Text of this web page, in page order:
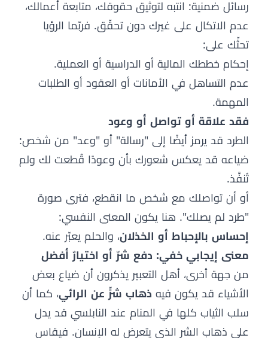
رسائل ضمنية: انتبه لتوثيق حقوقك، متابعة أعمالك،
عدم الاتكال على غيرك دون تحقّق. فربّما الرؤيا
تحثّك على:
إحكام خططك المالية أو الدراسية أو العملية.
عدم التساهل في الأمانات أو العقود أو الطلبات
المهمة.
فقد علاقة أو تواصل أو وعود
الطرد قد يرمز أيضًا إلى "رسالة" أو "وعد" من شخص:
ضياعه قد يعكس شعورك بأن وعودًا قُطعت لك ولم
تُنفَّذ.
أو أن تواصلك مع شخص ما انقطع، فترى صورة
"طرد لم يصلك". هنا يكون المعنى النفسي:
إحساس بالإحباط أو الخذلان، والحلم يعبّر عنه.
معنى إيجابي خفي: دفع شرّ أو اختيارٌ أفضل
من جهة أخرى، أهل التعبير يذكرون أن ضياع بعض
الأشياء قد يكون فيه ذهاب شرٍّ عن الرائي، كما أن
سلب الثياب كلها في المنام عند النابلسي قد يدل
على ذهاب الشر الذي يتعرض له الإنسان. فيقاس